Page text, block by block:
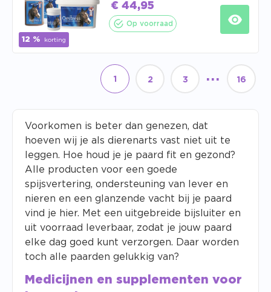
12 % korting
€ 44,95
Op voorraad
1 2 3 ... 16
Voorkomen is beter dan genezen, dat
hoeven wij je als dierenarts vast niet uit te
leggen. Hoe houd je je paard fit en gezond?
Alle producten voor een goede
spijsvertering, ondersteuning van lever en
nieren en een glanzende vacht bij je paard
vind je hier. Met een uitgebreide bijsluiter en
uit voorraad leverbaar, zodat je jouw paard
elke dag goed kunt verzorgen. Daar worden
toch alle paarden gelukkig van?
Medicijnen en supplementen voor